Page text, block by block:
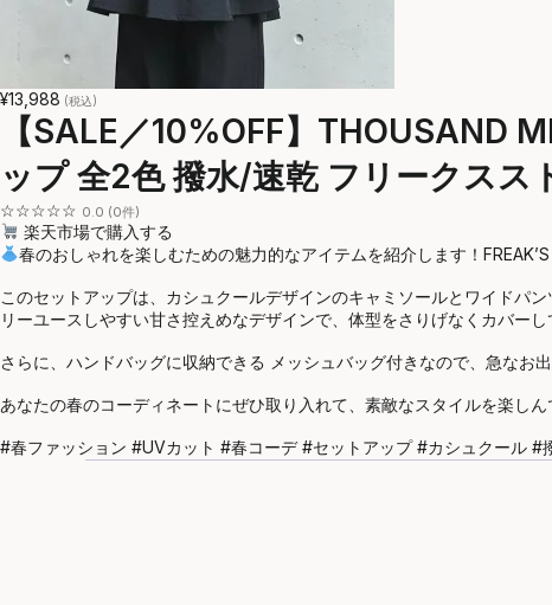
¥13,988 (税込)
【SALE／10%OFF】THOUSAND
ップ 全2色 撥水/速乾 フリークスス
☆☆☆☆☆ 0.0 (0件)
楽天市場で購入する
春のおしゃれを楽しむための魅力的なアイテムを紹介します！
このセットアップは、カシュクールデザインのキャミソールとワイドパ
リーユースしやすい甘さ控えめなデザインで、体型をさりげなくカバー
さらに、ハンドバッグに収納できる メッシュバッグ付きなので、急なお
あなたの春のコーディネートにぜひ取り入れて、素敵なスタイルを楽し
#春ファッション #UVカット #春コーデ #セットアップ #カシュクール #